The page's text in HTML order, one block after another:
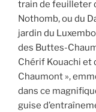
train de feuilleter
Nothomb, ou du
jardin du
des Buttes-
Chérif Kouachi et
Chaumont »,
dans ce
guise